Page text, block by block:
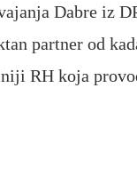
Dabre iz
partner od
RH koja